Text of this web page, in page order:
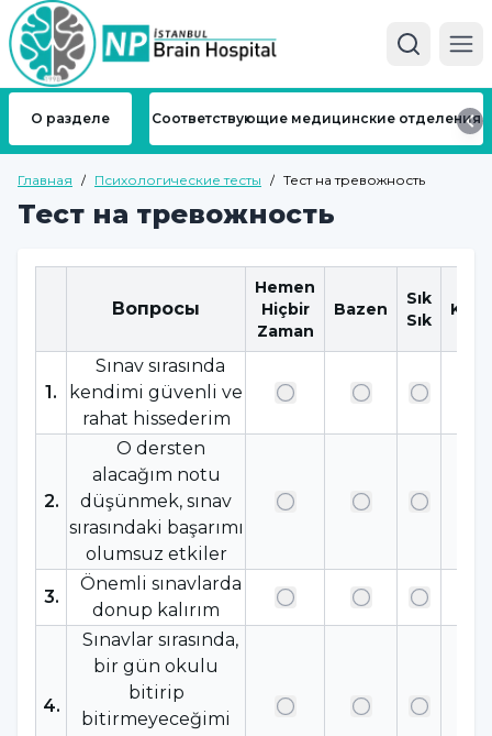
О разделе Соответствующие медицинские отделения
Главная / Психологические тесты / Тест на тревожность
Тест на тревожность
Вопросы
Hemen
Hiçbir
Zaman
Bazen
Sık
Sık
1.
Sınav sırasında
kendimi güvenli ve
rahat hissederim
2.
O dersten
alacağım notu
düşünmek, sınav
sırasındaki başarımı
olumsuz etkiler
3.
Önemli sınavlarda
donup kalırım
4.
Sınavlar sırasında,
bir gün okulu
bitirip
bitirmeyeceğimi